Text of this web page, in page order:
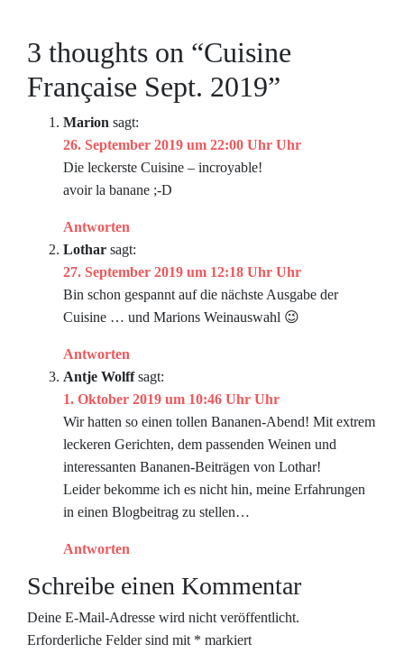
3 thoughts on “Cuisine
Française Sept. 2019”
Marion sagt:
26. September 2019 um 22:00 Uhr Uhr
Die leckerste Cuisine – incroyable!
avoir la banane ;-D
Antworten
Lothar sagt:
27. September 2019 um 12:18 Uhr Uhr
Bin schon gespannt auf die nächste Ausgabe der
Cuisine … und Marions Weinauswahl 😉
Antworten
Antje Wolff sagt:
1. Oktober 2019 um 10:46 Uhr Uhr
Wir hatten so einen tollen Bananen-Abend! Mit extrem
leckeren Gerichten, dem passenden Weinen und
interessanten Bananen-Beiträgen von Lothar!
Leider bekomme ich es nicht hin, meine Erfahrungen
in einen Blogbeitrag zu stellen…
Antworten
Schreibe einen Kommentar
Deine E-Mail-Adresse wird nicht veröffentlicht.
Erforderliche Felder sind mit * markiert